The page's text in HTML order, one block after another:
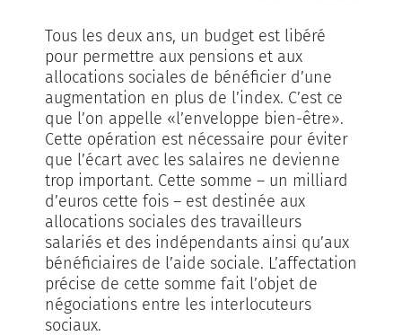
Tous les deux ans, un budget est libéré
pour permettre aux pensions et aux
allocations sociales de bénéficier d’une
augmentation en plus de l’index. C’est ce
que l’on appelle «l’enveloppe bien-être».
Cette opération est nécessaire pour éviter
que l’écart avec les salaires ne devienne
trop important. Cette somme – un milliard
d’euros cette fois – est destinée aux
allocations sociales des travailleurs
salariés et des indépendants ainsi qu’aux
bénéficiaires de l’aide sociale. L’affectation
précise de cette somme fait l’objet de
négociations entre les interlocuteurs
sociaux.